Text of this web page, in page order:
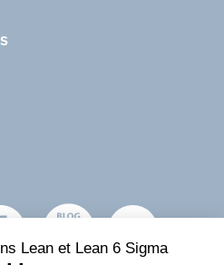
Lean et Lean 6 Sigma